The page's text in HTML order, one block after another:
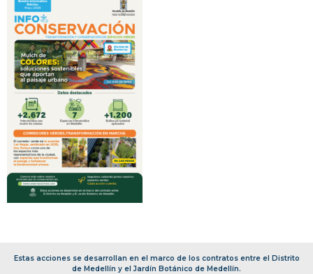
Estas acciones se desarrollan en el marco de los contratos entre el Distrito
de Medellín y el Jardín Botánico de Medellín.